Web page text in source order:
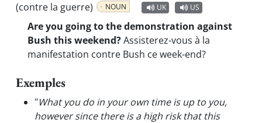
(contre la guerre)
NOUN UK US
Are you going to the demonstration against
Bush this weekend?Assisterez-vous à la
manifestation contre Bush ce week-end?
Exemples
"What you do in your own time is up to you,
however since there is a high risk that this